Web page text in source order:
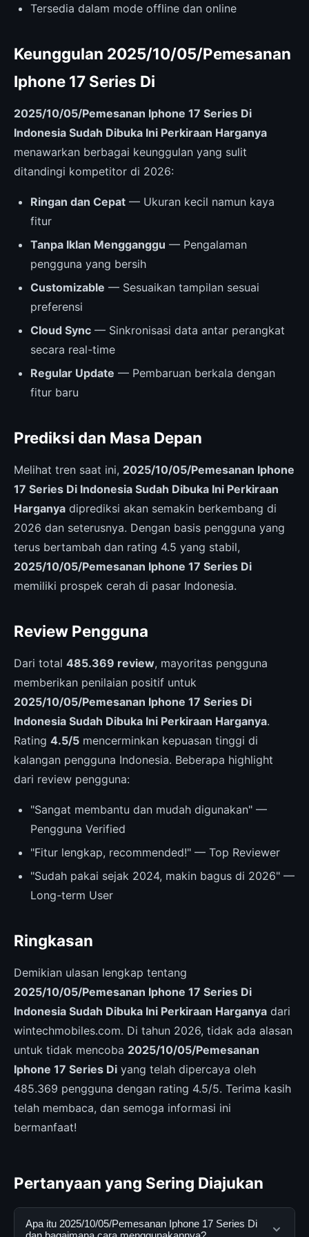
Tersedia dalam mode offline dan online
Keunggulan 2025/10/05/Pemesanan
Iphone 17 Series Di
2025/10/05/Pemesanan Iphone 17 Series Di
Indonesia Sudah Dibuka Ini Perkiraan Harganya
menawarkan berbagai keunggulan yang sulit
ditandingi kompetitor di 2026:
Ringan dan Cepat — Ukuran kecil namun kaya
fitur
Tanpa Iklan Mengganggu — Pengalaman
pengguna yang bersih
Customizable — Sesuaikan tampilan sesuai
preferensi
Cloud Sync — Sinkronisasi data antar perangkat
secara real-time
Regular Update — Pembaruan berkala dengan
fitur baru
Prediksi dan Masa Depan
Melihat tren saat ini, 2025/10/05/Pemesanan Iphone
17 Series Di Indonesia Sudah Dibuka Ini Perkiraan
Harganya diprediksi akan semakin berkembang di
2026 dan seterusnya. Dengan basis pengguna yang
terus bertambah dan rating 4.5 yang stabil,
2025/10/05/Pemesanan Iphone 17 Series Di
memiliki prospek cerah di pasar Indonesia.
Review Pengguna
Dari total 485.369 review, mayoritas pengguna
memberikan penilaian positif untuk
2025/10/05/Pemesanan Iphone 17 Series Di
Indonesia Sudah Dibuka Ini Perkiraan Harganya.
Rating 4.5/5 mencerminkan kepuasan tinggi di
kalangan pengguna Indonesia. Beberapa highlight
dari review pengguna:
"Sangat membantu dan mudah digunakan" —
Pengguna Verified
"Fitur lengkap, recommended!" — Top Reviewer
"Sudah pakai sejak 2024, makin bagus di 2026" —
Long-term User
Ringkasan
Demikian ulasan lengkap tentang
2025/10/05/Pemesanan Iphone 17 Series Di
Indonesia Sudah Dibuka Ini Perkiraan Harganya dari
wintechmobiles.com. Di tahun 2026, tidak ada alasan
untuk tidak mencoba 2025/10/05/Pemesanan
Iphone 17 Series Di yang telah dipercaya oleh
485.369 pengguna dengan rating 4.5/5. Terima kasih
telah membaca, dan semoga informasi ini
bermanfaat!
Pertanyaan yang Sering Diajukan
Apa itu 2025/10/05/Pemesanan Iphone 17 Series Di